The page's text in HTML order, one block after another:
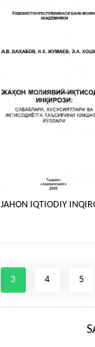
JAHON IQTIODIY
3 4 5